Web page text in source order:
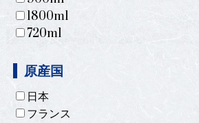
1800ml
720ml
原産国
日本
フランス